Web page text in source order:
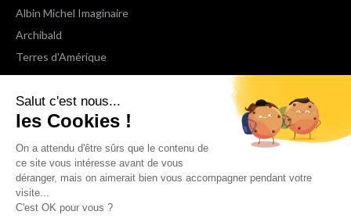
Salut c'est nous...
les Cookies !
On a attendu d'être sûrs que le contenu de
ce site vous intéresse avant de vous
déranger, mais on aimerait bien vous accompagner pendant votre
visite...
C'est OK pour vous ?
Albin Michel Imaginaire
Archibald
Terres d'Amérique
Espaces Libres Poche
NOX
Wiz
Voir toutes les collections
Nous suivre